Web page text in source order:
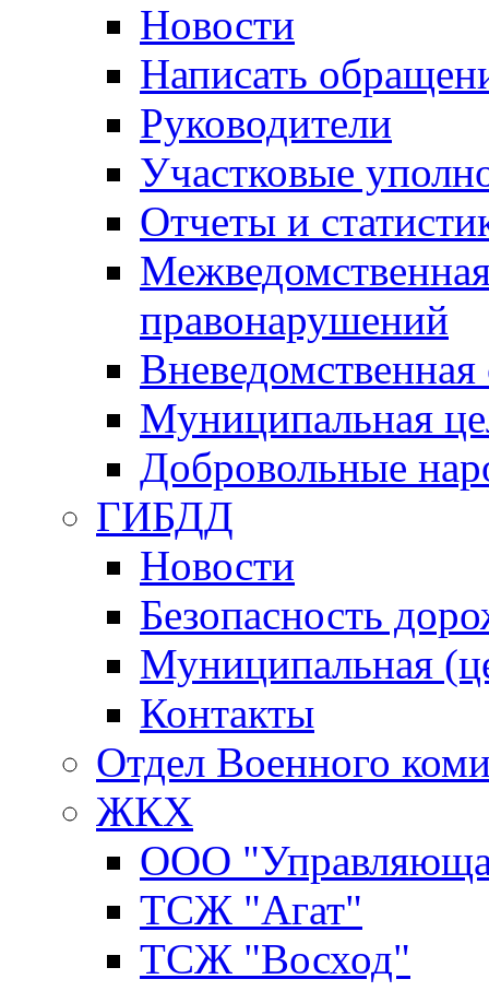
Новости
Написать
Руководители
Участковые
Отчеты и
правонарушений
Вневедомственная
Муниципальная
Добровольные
ГИБДД
Новости
Безопасность
Муниципальная
Контакты
Отдел Военного
ЖКХ
ООО
ТСЖ "Агат"
ТСЖ "Восход"